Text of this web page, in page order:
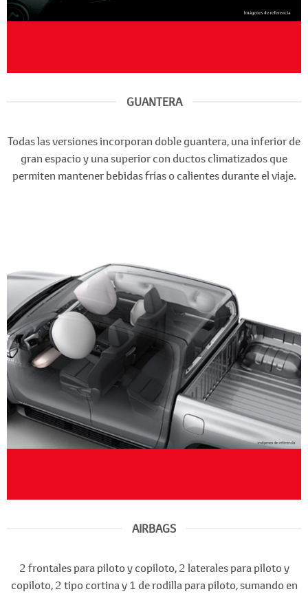
GUANTERA
Todas las versiones incorporan doble guantera, una inferior de
gran espacio y una superior con ductos climatizados que
permiten mantener bebidas frías o calientes durante el viaje.
AIRBAGS
2 frontales para piloto y copiloto, 2 laterales para piloto y
copiloto, 2 tipo cortina y 1 de rodilla para piloto, sumando en